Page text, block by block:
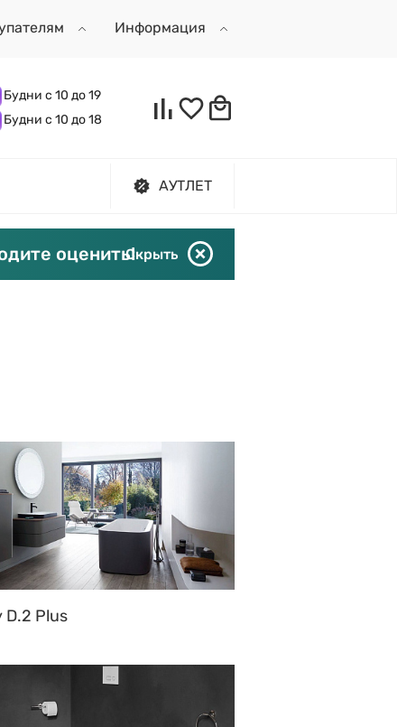
Информация
Будни с 10 до 19
Будни с 10 до 18
АУТЛЕТ
оценить!Скрыть
D.2 Plus